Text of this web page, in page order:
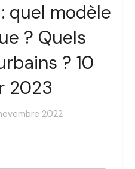
quel modèle
? Quels
? 10
2023
2022